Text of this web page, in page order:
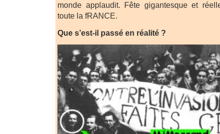
monde applaudit. Fête gigantesque et
toute la fRANCE.
Que s’est-il passé en réalité ?